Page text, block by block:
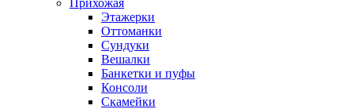
Прихожая
Этажерки
Оттоманки
Сундуки
Вешалки
Банкетки и пуфы
Консоли
Скамейки